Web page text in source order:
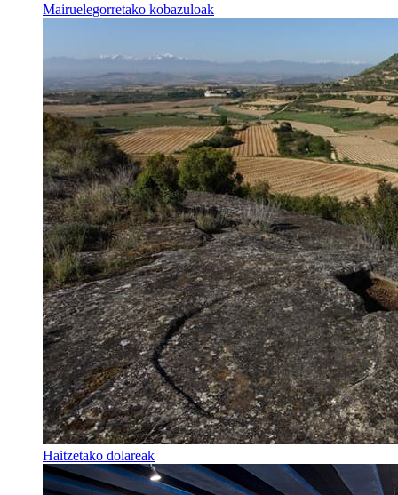
Mairuelegorretako kobazuloak
Haitzetako dolareak